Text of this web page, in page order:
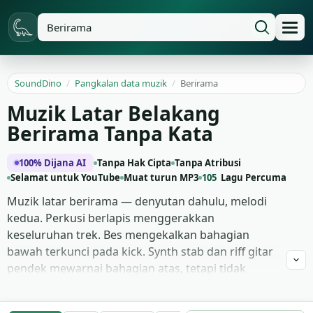
SoundDino / Pangkalan data muzik / Berirama
Muzik Latar Belakang
Berirama Tanpa Kata
100% Dijana AI Tanpa Hak Cipta Tanpa Atribusi
Selamat untuk YouTube Muat turun MP3 105 Lagu Percuma
Muzik latar berirama — denyutan dahulu, melodi
kedua. Perkusi berlapis menggerakkan
keseluruhan trek. Bes mengekalkan bahagian
bawah terkunci pada kick. Synth stab dan riff gitar
pendek mewarnai bahagian atas, tetapi tidak
antara 100 dan 130 BPM dalam 4/4 yang ketat